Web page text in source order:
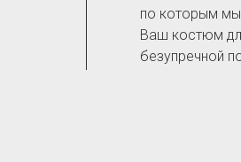
по которым
Ваш костюм
безупречной